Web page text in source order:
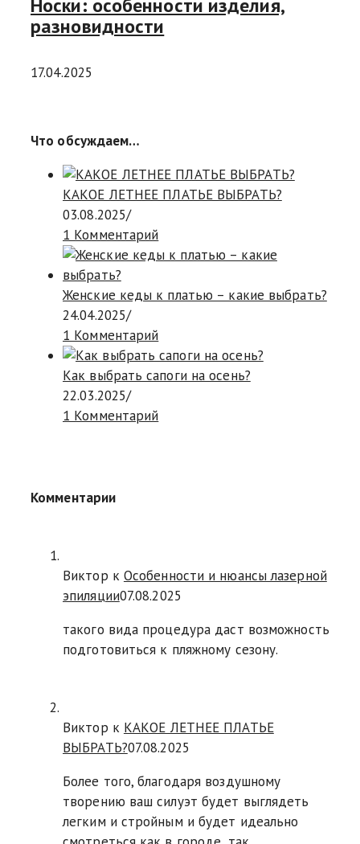
Носки: особенности изделия,
разновидности
17.04.2025
Что обсуждаем…
КАКОЕ ЛЕТНЕЕ ПЛАТЬЕ ВЫБРАТЬ?
03.08.2025/
1 Комментарий
Женские кеды к платью – какие выбрать?
24.04.2025/
1 Комментарий
Как выбрать сапоги на осень?
22.03.2025/
1 Комментарий
Комментарии
Виктор к Особенности и нюансы лазерной
эпиляции07.08.2025
такого вида процедура даст возможность
подготовиться к пляжному сезону.
Виктор к КАКОЕ ЛЕТНЕЕ ПЛАТЬЕ
ВЫБРАТЬ?07.08.2025
Более того, благодаря воздушному
творению ваш силуэт будет выглядеть
легким и стройным и будет идеально